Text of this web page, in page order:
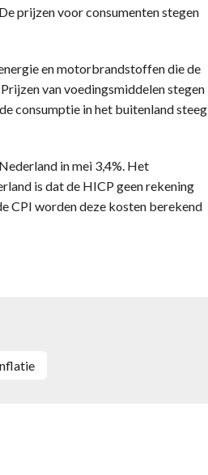
prijzen voor consumenten stegen
en motorbrandstoffen die de
van voedingsmiddelen stegen
consumptie in het buitenland steeg
in mei 3,4%. Het
is dat de HICP geen rekening
CPI worden deze kosten berekend
inflatie